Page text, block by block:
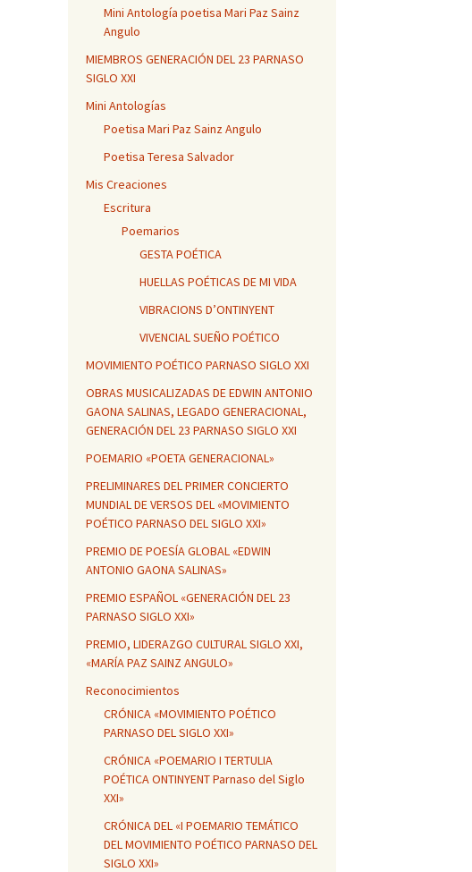
Mini Antología poetisa Mari Paz Sainz
Angulo
MIEMBROS GENERACIÓN DEL 23 PARNASO
SIGLO XXI
Mini Antologías
Poetisa Mari Paz Sainz Angulo
Poetisa Teresa Salvador
Mis Creaciones
Escritura
Poemarios
GESTA POÉTICA
HUELLAS POÉTICAS DE MI VIDA
VIBRACIONS D’ONTINYENT
VIVENCIAL SUEÑO POÉTICO
MOVIMIENTO POÉTICO PARNASO SIGLO XXI
OBRAS MUSICALIZADAS DE EDWIN ANTONIO
GAONA SALINAS, LEGADO GENERACIONAL,
GENERACIÓN DEL 23 PARNASO SIGLO XXI
POEMARIO «POETA GENERACIONAL»
PRELIMINARES DEL PRIMER CONCIERTO
MUNDIAL DE VERSOS DEL «MOVIMIENTO
POÉTICO PARNASO DEL SIGLO XXI»
PREMIO DE POESÍA GLOBAL «EDWIN
ANTONIO GAONA SALINAS»
PREMIO ESPAÑOL «GENERACIÓN DEL 23
PARNASO SIGLO XXI»
PREMIO, LIDERAZGO CULTURAL SIGLO XXI,
«MARÍA PAZ SAINZ ANGULO»
Reconocimientos
CRÓNICA «MOVIMIENTO POÉTICO
PARNASO DEL SIGLO XXI»
CRÓNICA «POEMARIO I TERTULIA
POÉTICA ONTINYENT Parnaso del Siglo
XXI»
CRÓNICA DEL «I POEMARIO TEMÁTICO
DEL MOVIMIENTO POÉTICO PARNASO DEL
SIGLO XXI»